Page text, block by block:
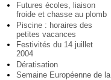
Futures écoles, liaison
froide et chasse au plomb
Piscine : horaires des
petites vacances
Festivités du 14 juillet
2004
Dératisation
Semaine Européenne de la